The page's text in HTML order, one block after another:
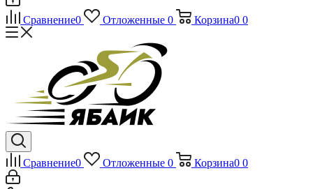
Сравнение0 Отложенные 0 Корзина0 0
Сравнение0 Отложенные 0 Корзина0 0